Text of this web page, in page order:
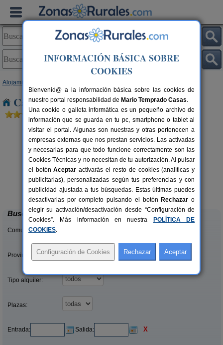
Alojamientos
Casas Rurales cerca de Cinco Villas
9-13+4 pers.
desde30 €
Prado de Fuentemarín
Fuentidueña de Tajo (Madrid)
Buscar
Comunidades:
Provincias/Islas:
Tipo alquiler:
Plazas:
Entrada: Salida: X
INFORMACIÓN BÁSICA SOBRE
COOKIES
Bienvenid@ a la información básica sobre las cookies de
nuestro portal responsabilidad de Mario Temprado Casas.
Una cookie o galleta informática es un pequeño archivo de
información que se guarda en tu pc, smartphone o tablet al
visitar el portal. Algunas son nuestras y otras pertenecen a
empresas externas que nos prestan servicios. Las activadas
y necesarias para que todo funcione correctamente son las
Cookies Técnicas y no necesitan de tu autorización. Al pulsar
el botónAceptar activarás el resto de cookies (analíticas y
publicitarias), personalizadas según tus preferencias y con
publicidad ajustada a tus búsquedas. Estas últimas puedes
desactivarlas por completo pulsando el botón Rechazar o
elegir su activación/desactivación desde “Configuración de
Cookies”. Más información en nuestra
POLÍTICA DE
COOKIES.